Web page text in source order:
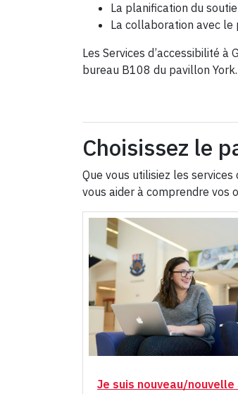
La planification du
La collaboration avec
Les Services d’accessibilité
bureau B108 du pavillon York.
Choisissez le
Que vous utilisiez les
vous aider à comprendre vos
Je suis nouveau/nouvelle